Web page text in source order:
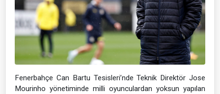
Fenerbahçe Can Bartu Tesisleri’nde Teknik Direktör Jose
Mourinho yönetiminde milli oyunculardan yoksun yapılan